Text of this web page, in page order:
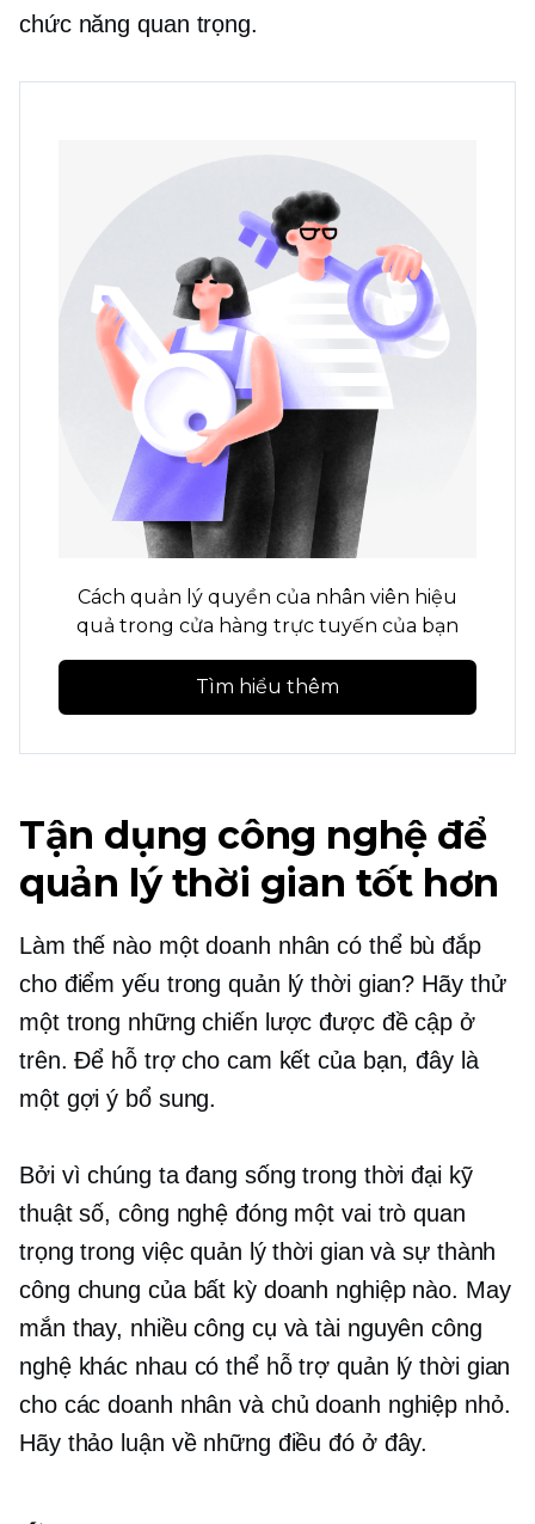
chức năng quan trọng.
Cách quản lý quyền của nhân viên hiệu
quả trong cửa hàng trực tuyến của bạn
Tìm hiểu thêm
Tận dụng công nghệ để
quản lý thời gian tốt hơn
Làm thế nào một doanh nhân có thể bù đắp
cho điểm yếu trong quản lý thời gian? Hãy thử
một trong những chiến lược được đề cập ở
trên. Để hỗ trợ cho cam kết của bạn, đây là
một gợi ý bổ sung.
Bởi vì chúng ta đang sống trong thời đại kỹ
thuật số, công nghệ đóng một vai trò quan
trọng trong việc quản lý thời gian và sự thành
công chung của bất kỳ doanh nghiệp nào. May
mắn thay, nhiều công cụ và tài nguyên công
nghệ khác nhau có thể hỗ trợ quản lý thời gian
cho các doanh nhân và chủ doanh nghiệp nhỏ.
Hãy thảo luận về những điều đó ở đây.